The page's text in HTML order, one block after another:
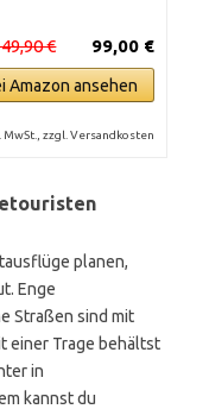
99,00 €
€
Amazon ansehen
MwSt., zzgl. Versandkosten
planen,
Enge
Straßen sind mit
einer Trage behältst
in
kannst du